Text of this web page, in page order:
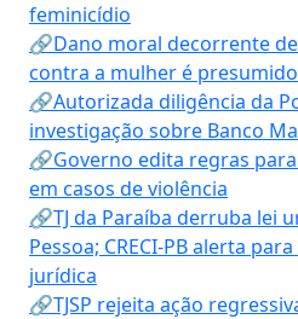
feminicídio
🔗Dano moral decorrente
contra a mulher é presumido
🔗Autorizada diligência da
investigação sobre Banco
🔗Governo edita regras
em casos de violência
🔗TJ da Paraíba derruba lei
Pessoa; CRECI-PB alerta
jurídica
🔗TJSP rejeita ação